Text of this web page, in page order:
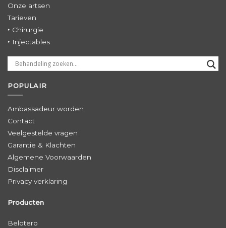
Onze artsen
Tarieven
‣ Chirurgie
‣ Injectables
POPULAIR
Ambassadeur worden
Contact
Veelgestelde vragen
Garantie & Klachten
Algemene Voorwaarden
Disclaimer
Privacy verklaring
Producten
Belotero